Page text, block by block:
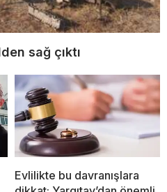
sağ çıktı
Evlilikte bu davranışlara